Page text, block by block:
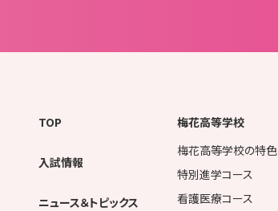
TOP
入試情報
ニュース＆トピックス
梅花高等学校
梅花高等学校の特色
特別進学コース
看護医療コース